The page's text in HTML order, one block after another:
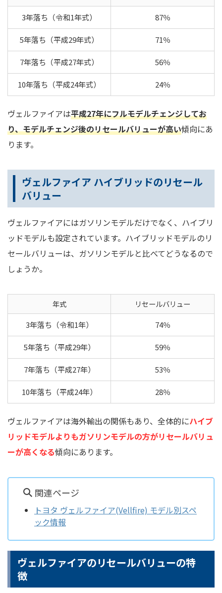
3年落ち（令和1年式）
87％
5年落ち（平成29年式） 71％
7年落ち（平成27年式） 56％
10年落ち（平成24年式） 24％
ヴェルファイアは平成27年にフルモデルチェンジしてお
り、モデルチェンジ後のリセールバリューが高い傾向にあ
ります。
ヴェルファイア ハイブリッドのリセール
バリュー
ヴェルファイアにはガソリンモデルだけでなく、ハイブリ
ッドモデルも設定されています。ハイブリッドモデルのリ
セールバリューは、ガソリンモデルと比べてどうなるので
しょうか。
年式
リセールバリュー
3年落ち（令和1年）
74％
5年落ち（平成29年） 59％
7年落ち（平成27年） 53％
10年落ち（平成24年） 28％
ヴェルファイアは海外輸出の関係もあり、全体的にハイブ
リッドモデルよりもガソリンモデルの方がリセールバリュ
ーが高くなる傾向にあります。
関連ページ
トヨタ ヴェルファイア(Vellfire) モデル別スペ
ック情報
ヴェルファイアのリセールバリューの特
徴